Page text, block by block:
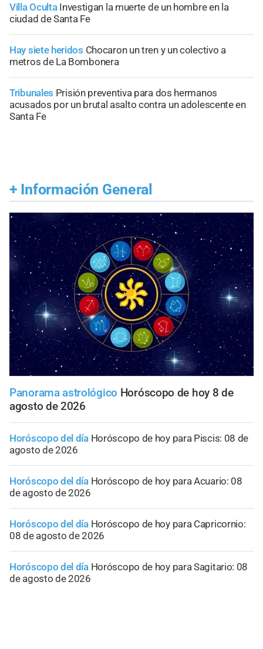
Villa Oculta Investigan la muerte de un hombre en la
ciudad de Santa Fe
Hay siete heridos Chocaron un tren y un colectivo a
metros de La Bombonera
Tribunales Prisión preventiva para dos hermanos
acusados por un brutal asalto contra un adolescente en
Santa Fe
+ Información General
Panorama astrológico Horóscopo de hoy 8 de
agosto de 2026
Horóscopo del día Horóscopo de hoy para Piscis: 08 de
agosto de 2026
Horóscopo del día Horóscopo de hoy para Acuario: 08
de agosto de 2026
Horóscopo del día Horóscopo de hoy para Capricornio:
08 de agosto de 2026
Horóscopo del día Horóscopo de hoy para Sagitario: 08
de agosto de 2026